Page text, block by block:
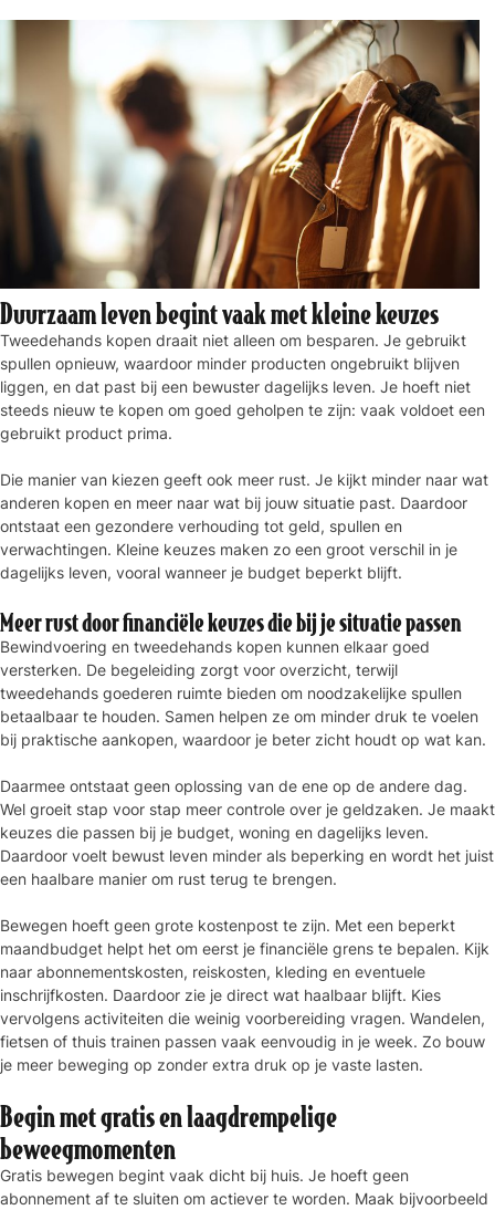
Duurzaam leven begint vaak met kleine keuzes
Tweedehands kopen draait niet alleen om besparen. Je gebruikt
spullen opnieuw, waardoor minder producten ongebruikt blijven
liggen, en dat past bij een bewuster dagelijks leven. Je hoeft niet
steeds nieuw te kopen om goed geholpen te zijn: vaak voldoet een
gebruikt product prima.
Die manier van kiezen geeft ook meer rust. Je kijkt minder naar wat
anderen kopen en meer naar wat bij jouw situatie past. Daardoor
ontstaat een gezondere verhouding tot geld, spullen en
verwachtingen. Kleine keuzes maken zo een groot verschil in je
dagelijks leven, vooral wanneer je budget beperkt blijft.
Meer rust door financiële keuzes die bij je situatie passen
Bewindvoering en tweedehands kopen kunnen elkaar goed
versterken. De begeleiding zorgt voor overzicht, terwijl
tweedehands goederen ruimte bieden om noodzakelijke spullen
betaalbaar te houden. Samen helpen ze om minder druk te voelen
bij praktische aankopen, waardoor je beter zicht houdt op wat kan.
Daarmee ontstaat geen oplossing van de ene op de andere dag.
Wel groeit stap voor stap meer controle over je geldzaken. Je maakt
keuzes die passen bij je budget, woning en dagelijks leven.
Daardoor voelt bewust leven minder als beperking en wordt het juist
een haalbare manier om rust terug te brengen.
Bewegen hoeft geen grote kostenpost te zijn. Met een beperkt
maandbudget helpt het om eerst je financiële grens te bepalen. Kijk
naar abonnementskosten, reiskosten, kleding en eventuele
inschrijfkosten. Daardoor zie je direct wat haalbaar blijft. Kies
vervolgens activiteiten die weinig voorbereiding vragen. Wandelen,
fietsen of thuis trainen passen vaak eenvoudig in je week. Zo bouw
je meer beweging op zonder extra druk op je vaste lasten.
Begin met gratis en laagdrempelige
beweegmomenten
Gratis bewegen begint vaak dicht bij huis. Je hoeft geen
abonnement af te sluiten om actiever te worden. Maak bijvoorbeeld